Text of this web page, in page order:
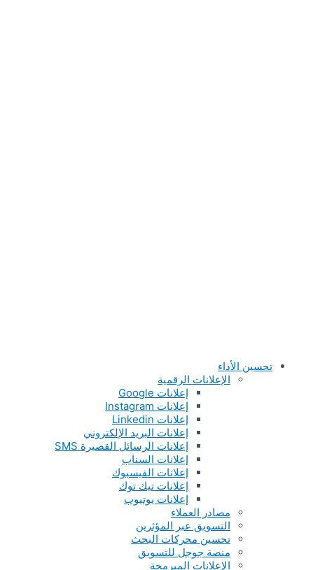
تحسين الأداء
الإعلانات الرقمية
إعلانات Google
إعلانات Instagram
إعلانات Linkedin
إعلانات البريد الإلكتروني
إعلانات الرسائل القصيرة SMS
إعلانات السناب
إعلانات الفيسبوك
إعلانات تيك توك
إعلانات يوتيوب
مصادر العملاء
التسويق عبر المؤثرين
تحسين محركات البحث
منصة جوجل للتسويق
الإعلانات المبرمجة